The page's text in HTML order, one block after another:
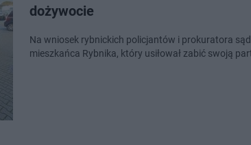
dożywocie
Na wniosek rybnickich policjantów i prokuratora
mieszkańca Rybnika, który usiłował zabić swoją